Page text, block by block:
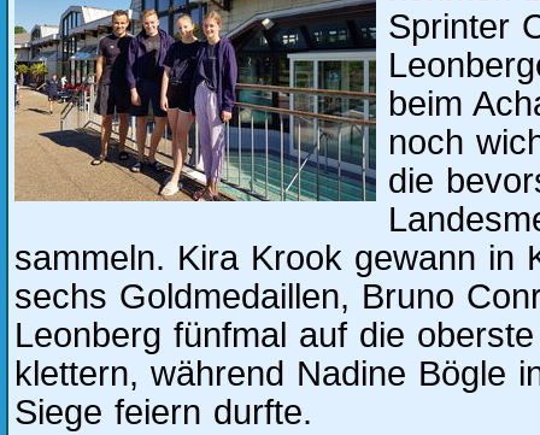
Sprinter
beim
noch
die
sammeln. Kira Krook gewann in
sechs Goldmedaillen, Bruno
Leonberg fünfmal auf die
klettern, während Nadine Bögle
Siege feiern durfte.